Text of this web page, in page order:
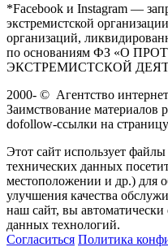
*Facebook и Instagram —
экстремистской
организаций,
по основаниям ФЗ «О
ЭКСТРЕМИСТСКОЙ
2000- © Агентство
Заимствование материалов
dofollow-ссылки на
Этот сайт использует
технических данных
местоположении и др.) для
улучшения качества
наш сайт, вы автоматически
данных технологий.
Согласиться Политика